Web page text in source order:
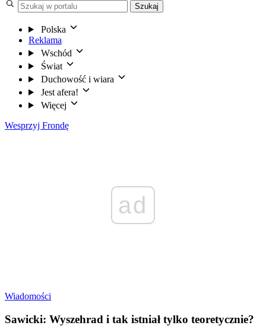
Szukaj
Polska
Reklama
Wschód
Świat
Duchowość i wiara
Jest afera!
Więcej
Wesprzyj Frondę
ad
Wiadomości
Sawicki: Wyszehrad i tak istniał tylko teoretycznie?